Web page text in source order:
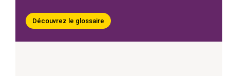
Découvrez le glossaire